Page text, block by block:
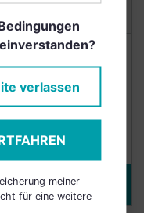
RENDITE
N/A
(3 Jahre)
DETAILS
verlassen
meiner
für eine weitere